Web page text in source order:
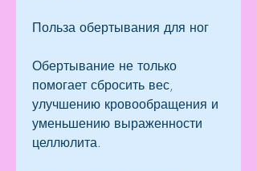
Польза обертывания для ног
Обертывание не только
помогает сбросить вес,
улучшению кровообращения и
уменьшению выраженности
целлюлита.